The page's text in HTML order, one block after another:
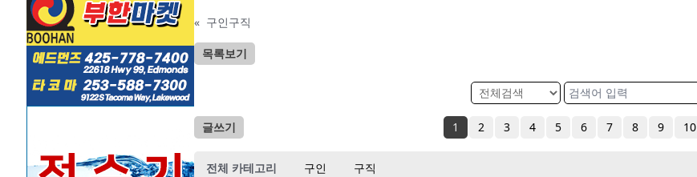
« 구인구직
목록보기
글쓰기 1 2 3 4 5 6 7 8 9 10
전체 카테고리 구인 구직